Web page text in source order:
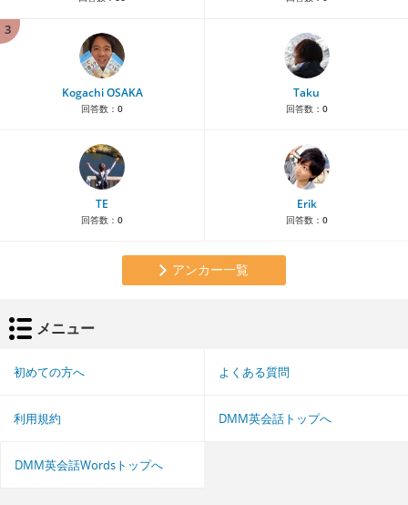
3
Kogachi OSAKA
回答数： 0
Taku
回答数： 0
TE
回答数： 0
Erik
回答数： 0
アンカー一覧
メニュー
初めての方へ よくある質問
利用規約 DMM英会話トップへ
DMM英会話Wordsトップへ